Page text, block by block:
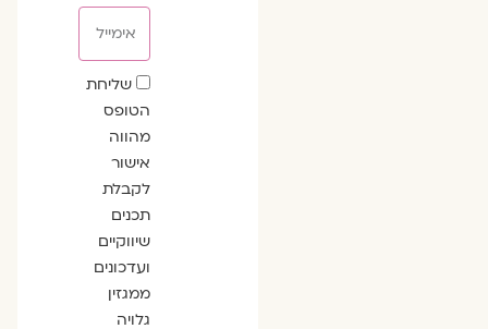
שדה
הסכמה
שליחת
הטופס
מהווה
אישור
לקבלת
תכנים
שיווקיים
ועדכונים
ממגזין
גלויה